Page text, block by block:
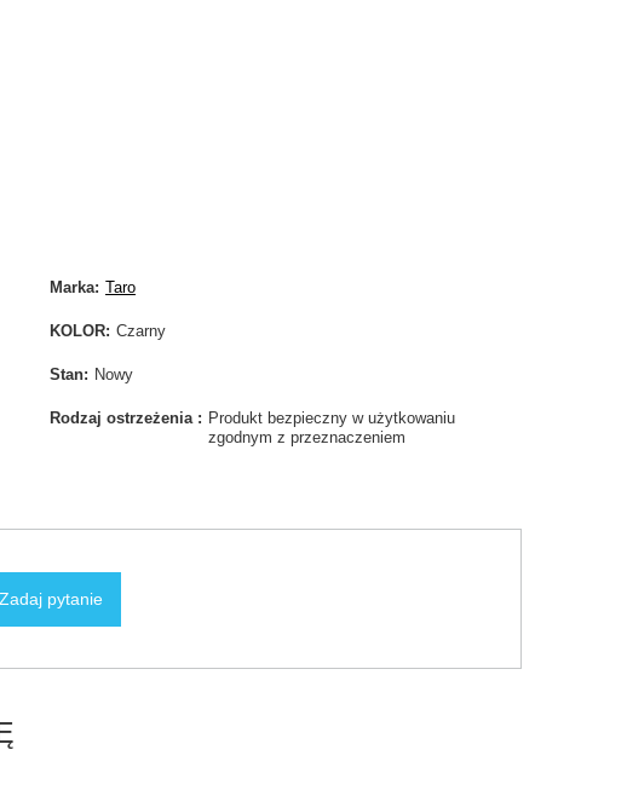
Marka Taro
KOLOR Czarny
Stan Nowy
Rodzaj ostrzeżenia
Produkt bezpieczny w użytkowaniu
zgodnym z przeznaczeniem
Zadaj pytanie